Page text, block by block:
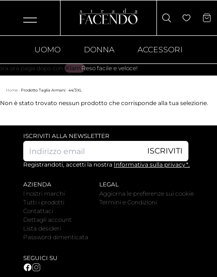
UOMO DONNA ACCESSORI
ora paga dopo conKlarna. Reso facile e veloce!
Home · Prodotto Taglia Armani · 44/3XL
Non è stato trovato nessun prodotto che corrisponde alla tua selezione.
ISCRIVITI ALLA NEWSLETTER
ISCRIVITI
Registrandoti, accetti la nostra Informativa sulla privacy*.
AZIENDA
I nostri marchi
Tutti i prodotti
Contattaci
Dettagli account
Lista desideri
Password dimenticata
LEGAL
Aggiorna le preferenze sui cookie
Termini e Condizioni
SEGUICI SU